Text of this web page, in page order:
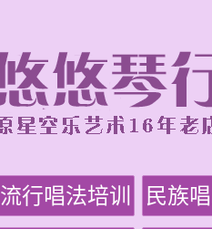
流行唱法培训 民族